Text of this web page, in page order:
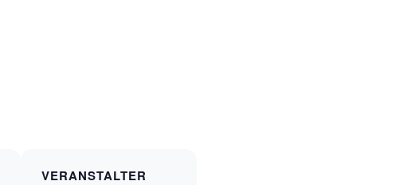
VERANSTALTER